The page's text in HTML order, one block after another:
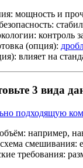
мощность и
контроль
(опция):
влияет на
3 вида
подходящую
например,
смешивания:
требования: